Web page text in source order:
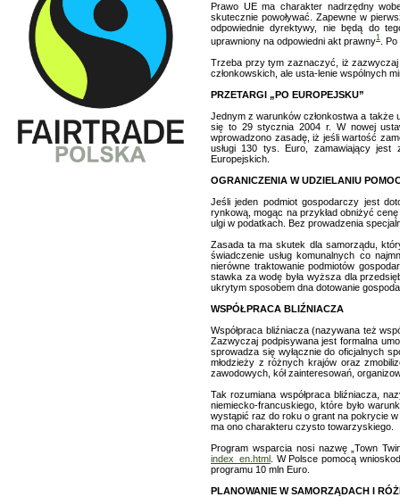
Prawo UE ma charakter nadrzędny
skutecznie powoływać. Zapewne w
odpowiednie dyrektywy, nie będą do
uprawniony na odpowiedni akt prawny1 Po
Trzeba przy tym zaznaczyć, iż zazwyczaj
członkowskich, ale usta-lenie wspólnych
PRZETARGI „PO EUROPEJSKU”
Jednym z warunków członkostwa a także
się to 29 stycznia 2004 r. W nowej
wprowadzono zasadę, iż jeśli wartość
usługi 130 tys. Euro, zamawiający jest
Europejskich.
OGRANICZENIA W UDZIELANIU
Jeśli jeden podmiot gospodarczy jest
rynkową, mogąc na przykład obniżyć
ulgi w podatkach. Bez prowadzenia
Zasada ta ma skutek dla samorządu,
świadczenie usług komunalnych co
nierówne traktowanie podmiotów
stawka za wodę była wyższa dla
ukrytym sposobem dna dotowanie
WSPÓŁPRACA BLIŹNIACZA
Współpraca bliźniacza (nazywana też
Zazwyczaj podpisywana jest formalna
sprowadza się wyłącznie do oficjalnych
młodzieży z różnych krajów oraz
zawodowych, kół zainteresowań,
Tak rozumiana współpraca bliźniacza,
niemiecko-francuskiego, które było
wystąpić raz do roku o grant na pokrycie
ma ono charakteru czysto towarzyskiego.
Program wsparcia nosi nazwę „Town
index_en.html . W Polsce pomocą
programu 10 mln Euro.
PLANOWANIE W SAMORZĄDACH I